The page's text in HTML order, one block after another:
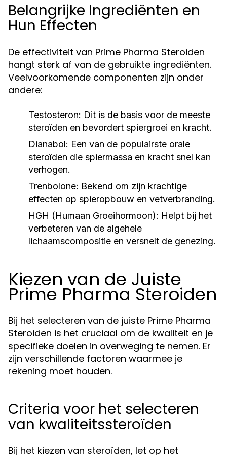
Belangrijke Ingrediënten en
Hun Effecten
De effectiviteit van Prime Pharma Steroiden
hangt sterk af van de gebruikte ingrediënten.
Veelvoorkomende componenten zijn onder
andere:
Testosteron: Dit is de basis voor de meeste
steroïden en bevordert spiergroei en kracht.
Dianabol: Een van de populairste orale
steroïden die spiermassa en kracht snel kan
verhogen.
Trenbolone: Bekend om zijn krachtige
effecten op spieropbouw en vetverbranding.
HGH (Humaan Groeihormoon): Helpt bij het
verbeteren van de algehele
lichaamscompositie en versnelt de genezing.
Kiezen van de Juiste
Prime Pharma Steroiden
Bij het selecteren van de juiste Prime Pharma
Steroiden is het cruciaal om de kwaliteit en je
specifieke doelen in overweging te nemen. Er
zijn verschillende factoren waarmee je
rekening moet houden.
Criteria voor het selecteren
van kwaliteitssteroïden
Bij het kiezen van steroïden, let op het